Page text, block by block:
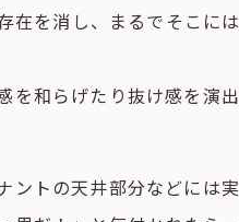
在を消し、まるでそこに
和らげたり抜け感を演出
トの天井部分などには